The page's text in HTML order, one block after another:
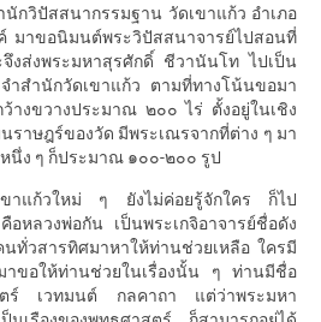
กวิปัสสนากรรมฐาน วัดเขาแก้ว อำเภอ
มาขอนิมนต์พระวิปัสสนาจารย์ไปสอนที่
งส่งพระมหาสุรศักดิ์ ชีวานันโท ไปเป็น
ำสำนักวัดเขาแก้ว ตามที่ทางโน้นขอมา
ว้างขวางประมาณ ๒๐๐ ไร่ ตั้งอยู่ในเชิง
นราษฎร์ของวัด มีพระเณรจากที่ต่าง ๆ มา
นึ่ง ๆ ก็ประมาณ ๑๐๐-๒๐๐ รูป
ขาแก้วใหม่ ๆ ยังไม่ค่อยรู้จักใคร ก็ไป
อหลวงพ่อกัน เป็นพระเกจิอาจารย์ชื่อดัง
ทั่วสารทิศมาหาให้ท่านช่วยเหลือ ใครมี
าขอให้ท่านช่วยในเรื่องนั้น ๆ ท่านมีชื่อ
สตร์ เวทมนต์ กลคาถา แต่ว่าพระมหา